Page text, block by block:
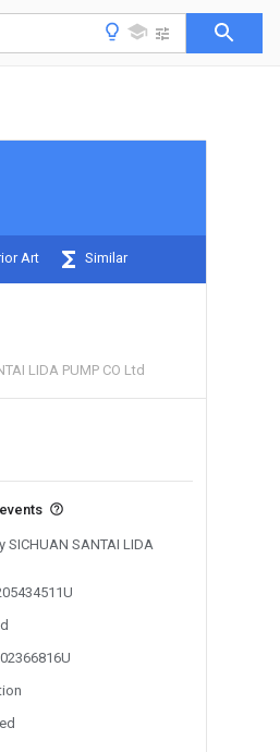
Art Similar
LIDA PUMP CO Ltd
SANTAI LIDA